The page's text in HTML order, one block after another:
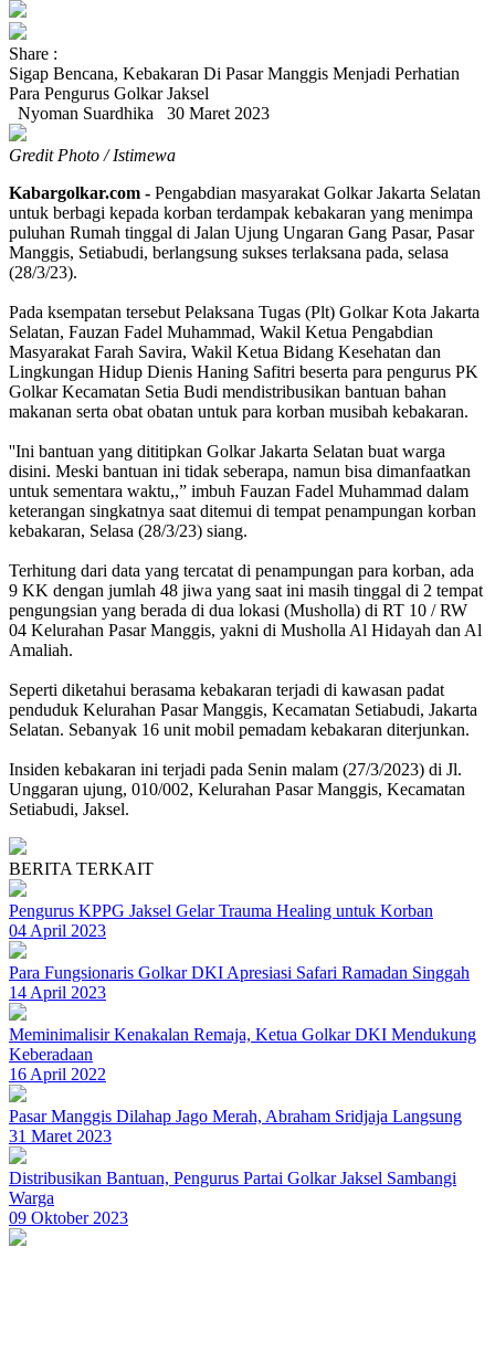
Share :
Sigap Bencana, Kebakaran Di Pasar Manggis Menjadi Perhatian
Para Pengurus Golkar Jaksel
Nyoman Suardhika
30 Maret 2023
Gredit Photo / Istimewa
Kabargolkar.com - Pengabdian masyarakat Golkar Jakarta Selatan
untuk berbagi kepada korban terdampak kebakaran yang menimpa
puluhan Rumah tinggal di Jalan Ujung Ungaran Gang Pasar, Pasar
Manggis, Setiabudi, berlangsung sukses terlaksana pada, selasa
(28/3/23).
Pada ksempatan tersebut Pelaksana Tugas (Plt) Golkar Kota Jakarta
Selatan, Fauzan Fadel Muhammad, Wakil Ketua Pengabdian
Masyarakat Farah Savira, Wakil Ketua Bidang Kesehatan dan
Lingkungan Hidup Dienis Haning Safitri beserta para pengurus PK
Golkar Kecamatan Setia Budi mendistribusikan bantuan bahan
makanan serta obat obatan untuk para korban musibah kebakaran.
''Ini bantuan yang dititipkan Golkar Jakarta Selatan buat warga
disini. Meski bantuan ini tidak seberapa, namun bisa dimanfaatkan
untuk sementara waktu,,” imbuh Fauzan Fadel Muhammad dalam
keterangan singkatnya saat ditemui di tempat penampungan korban
kebakaran, Selasa (28/3/23) siang.
Terhitung dari data yang tercatat di penampungan para korban, ada
9 KK dengan jumlah 48 jiwa yang saat ini masih tinggal di 2 tempat
pengungsian yang berada di dua lokasi (Musholla) di RT 10 / RW
04 Kelurahan Pasar Manggis, yakni di Musholla Al Hidayah dan Al
Amaliah.
Seperti diketahui berasama kebakaran terjadi di kawasan padat
penduduk Kelurahan Pasar Manggis, Kecamatan Setiabudi, Jakarta
Selatan. Sebanyak 16 unit mobil pemadam kebakaran diterjunkan.
Insiden kebakaran ini terjadi pada Senin malam (27/3/2023) di Jl.
Unggaran ujung, 010/002, Kelurahan Pasar Manggis, Kecamatan
Setiabudi, Jaksel.
BERITA TERKAIT
Pengurus KPPG Jaksel Gelar Trauma Healing untuk Korban
04 April 2023
Para Fungsionaris Golkar DKI Apresiasi Safari Ramadan Singgah
14 April 2023
Meminimalisir Kenakalan Remaja, Ketua Golkar DKI Mendukung
Keberadaan
16 April 2022
Pasar Manggis Dilahap Jago Merah, Abraham Sridjaja Langsung
31 Maret 2023
Distribusikan Bantuan, Pengurus Partai Golkar Jaksel Sambangi
Warga
09 Oktober 2023